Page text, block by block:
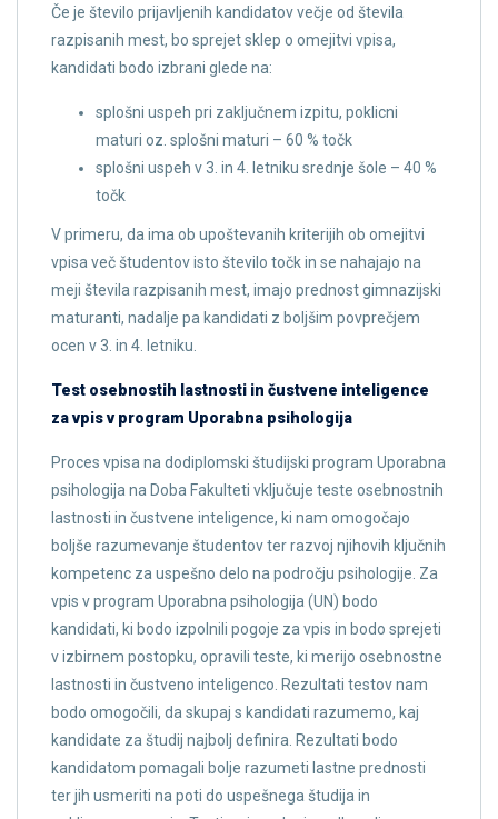
Če je število prijavljenih kandidatov večje od števila
razpisanih mest, bo sprejet sklep o omejitvi vpisa,
kandidati bodo izbrani glede na:
splošni uspeh pri zaključnem izpitu, poklicni
maturi oz. splošni maturi – 60 % točk
splošni uspeh v 3. in 4. letniku srednje šole – 40 %
točk
V primeru, da ima ob upoštevanih kriterijih ob omejitvi
vpisa več študentov isto število točk in se nahajajo na
meji števila razpisanih mest, imajo prednost gimnazijski
maturanti, nadalje pa kandidati z boljšim povprečjem
ocen v 3. in 4. letniku.
Test osebnostih lastnosti in čustvene inteligence
za vpis v program Uporabna psihologija
Proces vpisa na dodiplomski študijski program Uporabna
psihologija na Doba Fakulteti vključuje teste osebnostnih
lastnosti in čustvene inteligence, ki nam omogočajo
boljše razumevanje študentov ter razvoj njihovih ključnih
kompetenc za uspešno delo na področju psihologije. Za
vpis v program Uporabna psihologija (UN) bodo
kandidati, ki bodo izpolnili pogoje za vpis in bodo sprejeti
v izbirnem postopku, opravili teste, ki merijo osebnostne
lastnosti in čustveno inteligenco. Rezultati testov nam
bodo omogočili, da skupaj s kandidati razumemo, kaj
kandidate za študij najbolj definira. Rezultati bodo
kandidatom pomagali bolje razumeti lastne prednosti
ter jih usmeriti na poti do uspešnega študija in